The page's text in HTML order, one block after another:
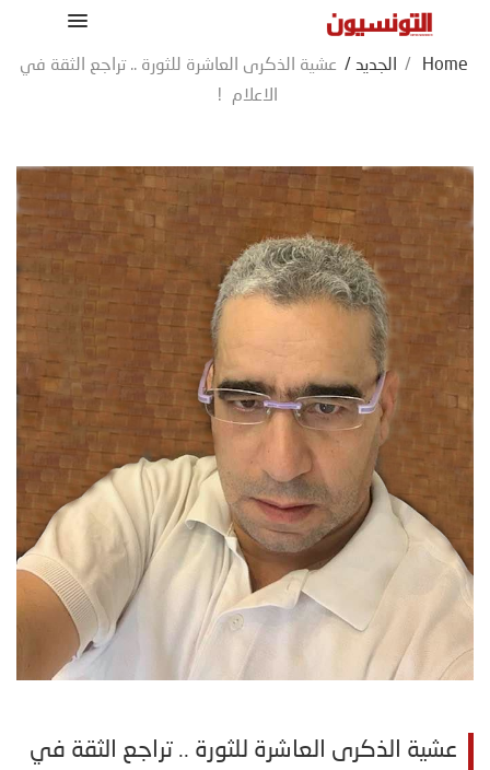
Home
/ الجديد / عشية الذكرى العاشرة للثورة .. تراجع الثقة في
الاعلام !
عشية الذكرى العاشرة للثورة .. تراجع الثقة في